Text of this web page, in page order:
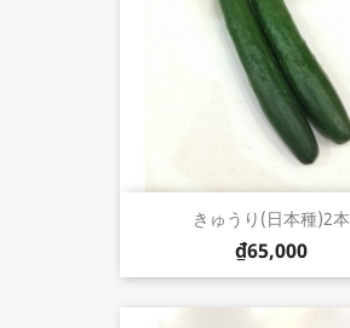
きゅうり(日本種)2本
₫65,000